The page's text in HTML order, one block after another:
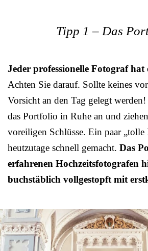
Tipp 1 – Das
Jeder professionelle Fotograf
Achten Sie darauf. Sollte keines
Vorsicht an den Tag gelegt werden!
das Portfolio in Ruhe an und
voreiligen Schlüsse. Ein paar „tolle
heutzutage schnell gemacht. Das
erfahrenen Hochzeitsfotografen
buchstäblich vollgestopft mit